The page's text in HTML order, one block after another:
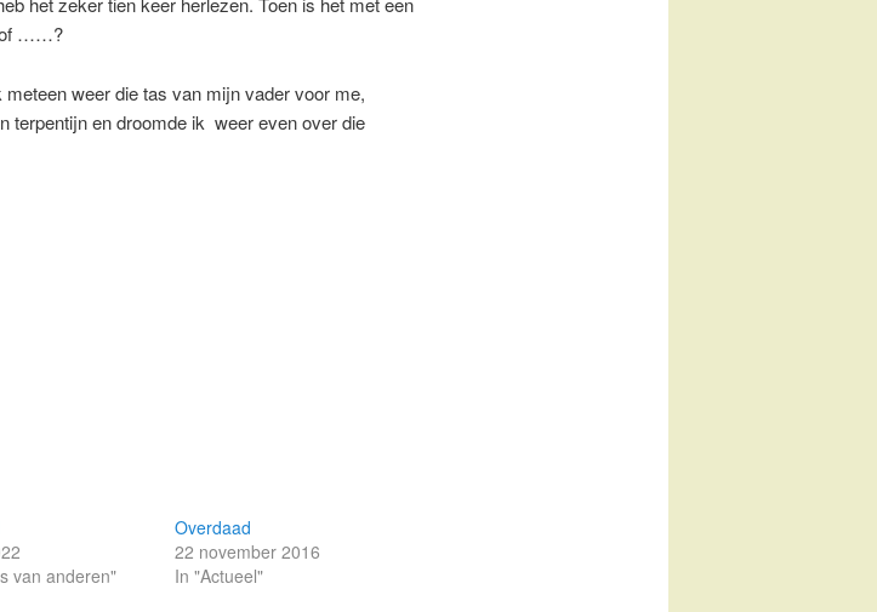
of ……?
weer die tas van mijn vader voor me,
terpentijn en droomde ik weer even over die
van anderen"
Overdaad
22 november 2016
In "Actueel"